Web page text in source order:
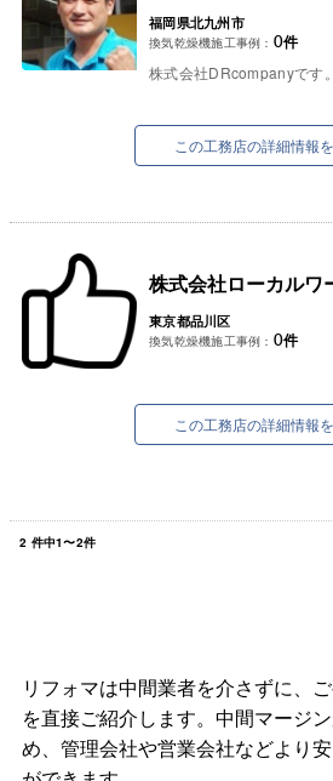
福岡県北九州市
換気乾燥機施工事例： 0件
株式会社DRcompanyです。
この工務店の詳細情報
株式会社ローカルワ
東京都品川区
換気乾燥機施工事例： 0件
この工務店の詳細情報
2 件中1〜2件
リフォマは中間業者を介さずに、
を直接ご紹介します。中間マージ
め、管理会社や営業会社などより